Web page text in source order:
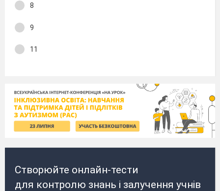
8
9
11
Створюйте онлайн-тести
для контролю знань і залучення учнів